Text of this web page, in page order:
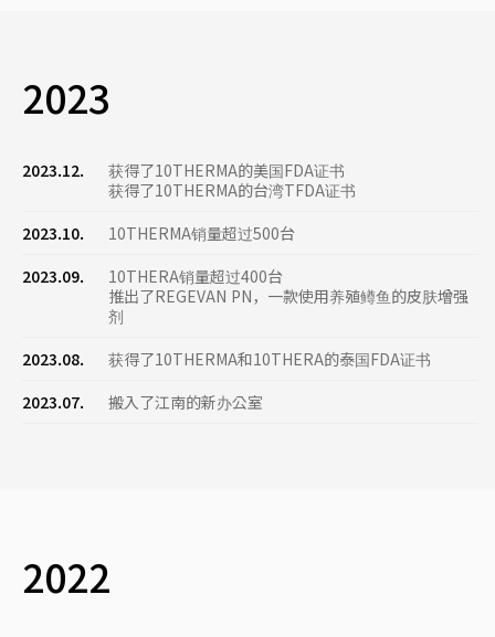
2023
2023.12.
获得了10THERMA的美国FDA证书
获得了10THERMA的台湾TFDA证书
2023.10.
10THERMA销量超过500台
2023.09.
10THERA销量超过400台
推出了REGEVAN PN，一款使用养殖鳟鱼的皮肤增强
剂
2023.08.
获得了10THERMA和10THERA的泰国FDA证书
2023.07.
搬入了江南的新办公室
2022